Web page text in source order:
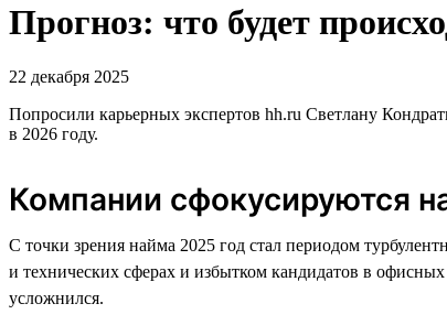
Прогноз: что будет
22 декабря 2025
Попросили карьерных экспертов hh.ru Светлану
в 2026 году.
Компании сфокусируются
С точки зрения найма 2025 год стал периодом
и технических сферах и избытком кандидатов в
усложнился.